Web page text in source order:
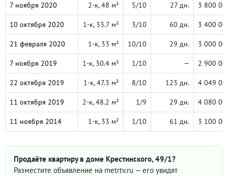
7 ноября 2020 2-к, 48 м² 5/10 27 дн. 3 800
10 октября 2020 1-к, 33.7 м² 3/10 60 дн. 3 400
21 февраля 2020 1-к, 33 м² 10/10 29 дн. 3 000
7 ноября 2019 1-к, 30.4 м² 1/10 — 2 900
22 октября 2019 1-к, 47.3 м² 8/10 123 дн. 4 049
11 октября 2019 2-к, 48.2 м² 1/9 29 дн. 4 080
11 ноября 2014 1-к, 33 м² 1/10 61 дн. 3 100
Продаёте квартиру в доме Крестинского, 49/1?
Разместите объявление на metrtv.ru — его увидят